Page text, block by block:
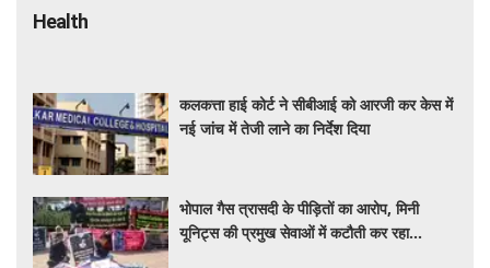
Health
कलकत्ता हाई कोर्ट ने सीबीआई को आरजी कर केस में
नई जांच में तेजी लाने का निर्देश दिया
भोपाल गैस त्रासदी के पीड़ितों का आरोप, मिनी
यूनिट्स की प्रमुख सेवाओं में कटौती कर रहा